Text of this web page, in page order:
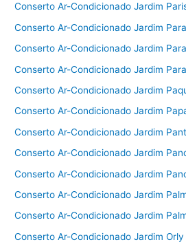
Conserto Ar-Condicionado Jardim
Conserto Ar-Condicionado Jardim
Conserto Ar-Condicionado Jardim
Conserto Ar-Condicionado Jardim
Conserto Ar-Condicionado Jardim
Conserto Ar-Condicionado Jardim
Conserto Ar-Condicionado Jardim
Conserto Ar-Condicionado Jardim
Conserto Ar-Condicionado Jardim
Conserto Ar-Condicionado Jardim
Conserto Ar-Condicionado Jardim
Conserto Ar-Condicionado Jardim Orly